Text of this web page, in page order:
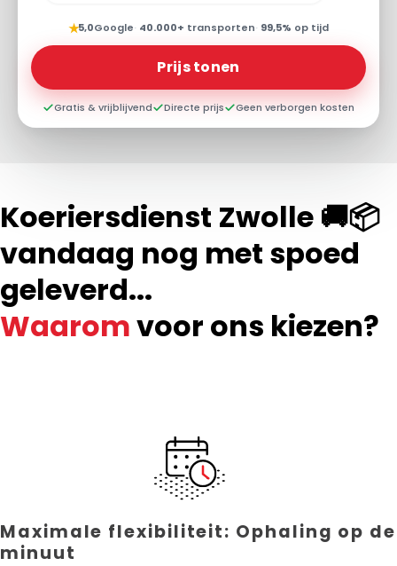
★5,0Google· 40.000+ transporten· 99,5% op tijd
Prijs tonen
Gratis & vrijblijvend Directe prijs Geen verborgen kosten
Koeriersdienst Zwolle 🚚📦
vandaag nog met spoed
geleverd...
Waaromvoor ons kiezen?
Maximale flexibiliteit: Ophaling op de
minuut